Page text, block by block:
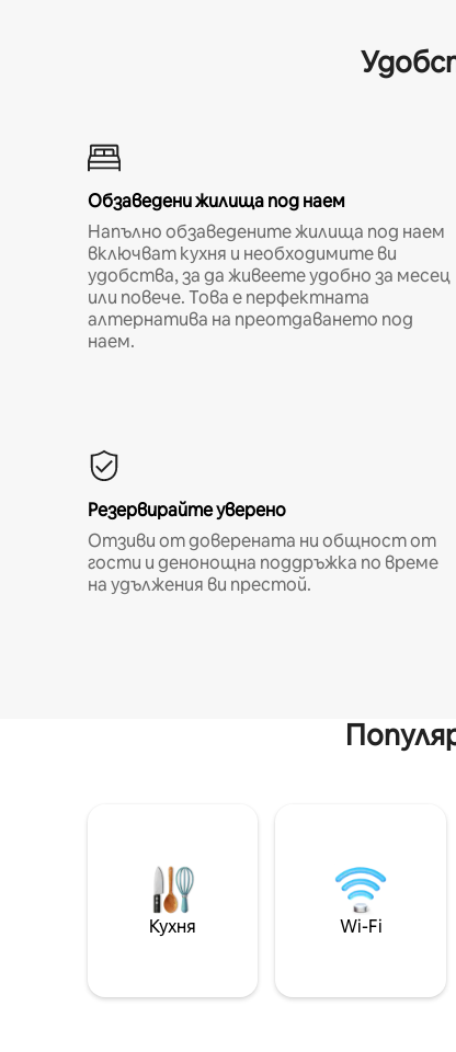
Обзаведени жилища под наем
Напълно обзаведените жилища под наем
включват кухня и необходимите ви
удобства, за да живеете удобно за месец
или повече. Това е перфектната
алтернатива на преотдаването под
наем.
Резервирайте уверено
Отзиви от доверената ни общност от
гости и денонощна поддръжка по време
на удължения ви престой.
Кухня Wi-Fi